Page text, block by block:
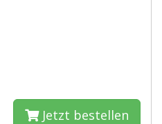
Jetzt bestellen